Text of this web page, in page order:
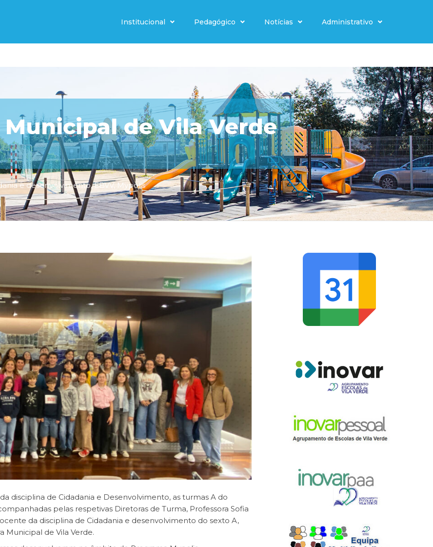
Institucional Pedagógico Notícias Administrativo
de Vila Verde
e desenvolvimento,EBVV,Mypolis
disciplina de Cidadania e Desenvolvimento, as turmas A do
pelas respetivas Diretoras de Turma, Professora Sofia
da disciplina de Cidadania e desenvolvimento do sexto A,
Municipal de Vila Verde.